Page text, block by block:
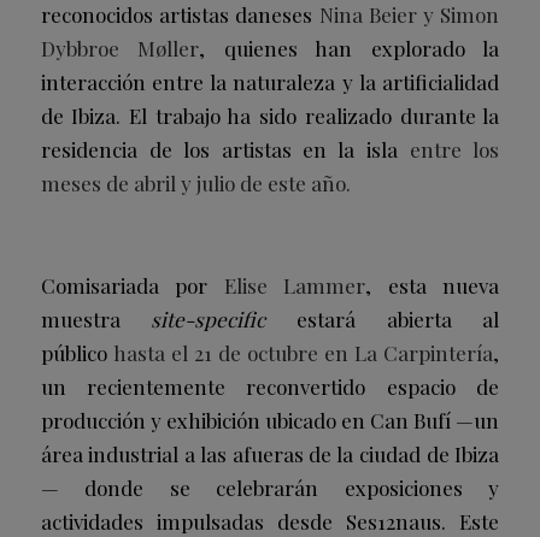
reconocidos artistas daneses Nina Beier y Simon
Dybbroe Møller, quienes han explorado la
interacción entre la naturaleza y la artificialidad
de Ibiza. El trabajo ha sido realizado durante la
residencia de los artistas en la isla entre los
meses de abril y julio de este año.
Comisariada por Elise Lammer, esta nueva
muestra site-specificestará abierta al
público hasta el 21 de octubre en La Carpintería,
un recientemente reconvertido espacio de
producción y exhibición ubicado en Can Bufí —un
área industrial a las afueras de la ciudad de Ibiza
— donde se celebrarán exposiciones y
actividades impulsadas desde Ses12naus. Este